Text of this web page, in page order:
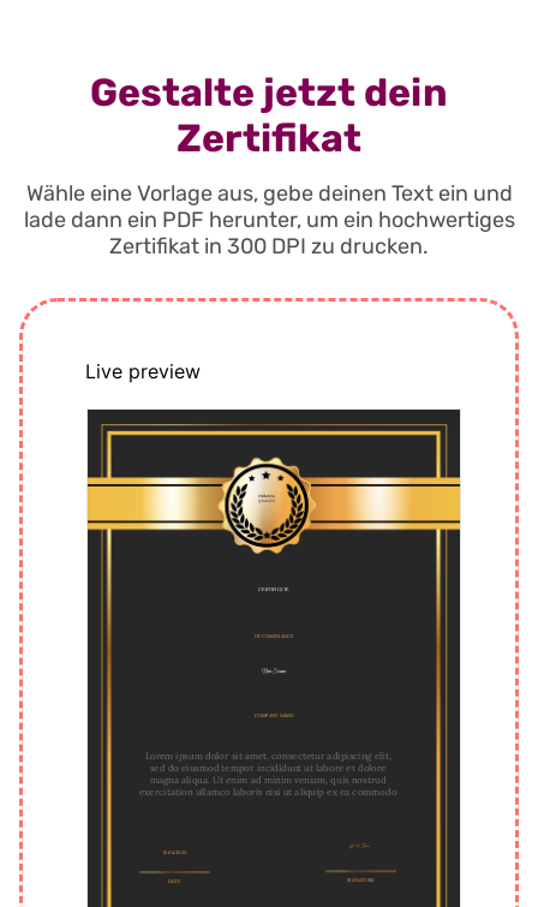
Gestalte jetzt dein
Zertifikat
Wähle eine Vorlage aus, gebe deinen Text ein und
lade dann ein PDF herunter, um ein hochwertiges
Zertifikat in 300 DPI zu drucken.